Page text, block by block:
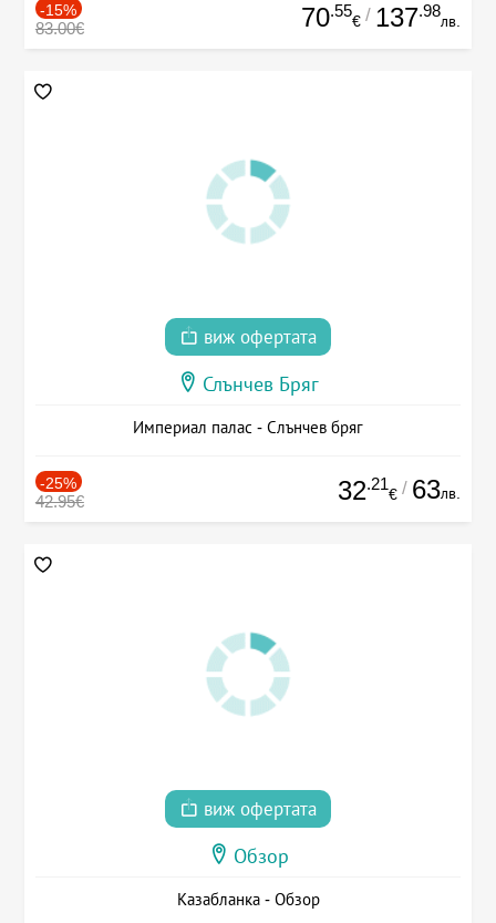
-15%
83.00€ 70.55
€ / 137.98
лв.
виж офертата
Слънчев Бряг
Империал палас - Слънчев бряг
-25%
42.95€ 32.21
€ / 63лв.
виж офертата
Обзор
Казабланка - Обзор